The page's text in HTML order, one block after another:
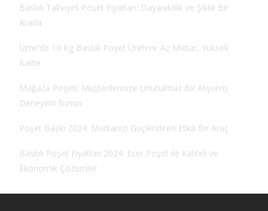
Baskılı Takviyeli Poşet Fiyatları: Dayanıklılık ve Şıklık Bir
Arada
İzmir’de 10 Kg Baskılı Poşet Üretimi: Az Miktar, Yüksek
Kalite
Mağaza Poşeti: Müşterilerinize Unutulmaz Bir Alışveriş
Deneyimi Sunun
Poşet Baskı 2024: Markanızı Güçlendiren Etkili Bir Araç
Baskılı Poşet Fiyatları 2024: Eser Poşet ile Kaliteli ve
Ekonomik Çözümler